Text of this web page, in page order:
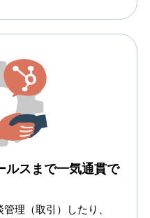
ルスまで一気通貫で
理（取引）したり、